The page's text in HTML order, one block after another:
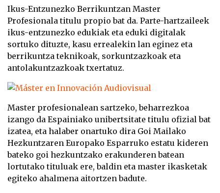
Ikus-Entzunezko Berrikuntzan Master
Profesionala titulu propio bat da. Parte-hartzaileek
ikus-entzunezko edukiak eta eduki digitalak
sortuko dituzte, kasu errealekin lan eginez eta
berrikuntza teknikoak, sorkuntzazkoak eta
antolakuntzazkoak txertatuz.
Master profesionalean sartzeko, beharrezkoa
izango da Espainiako unibertsitate titulu ofizial bat
izatea, eta halaber onartuko dira Goi Mailako
Hezkuntzaren Europako Esparruko estatu kideren
bateko goi hezkuntzako erakunderen batean
lortutako tituluak ere, baldin eta master ikasketak
egiteko ahalmena aitortzen badute.